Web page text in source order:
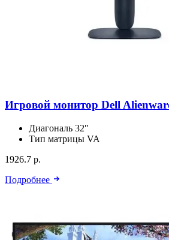
Игровой монитор Dell
Диагональ 32″
Тип матрицы VA
1926.7 р.
Подробнее